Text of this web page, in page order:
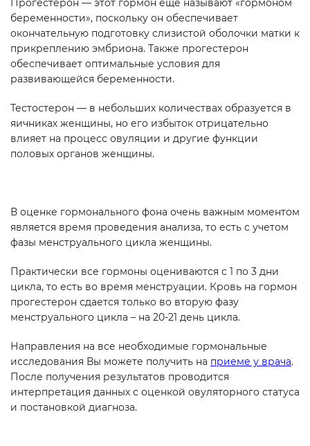
Прогестерон — этот гормон еще называют «гормоном
беременности», поскольку он обеспечивает
окончательную подготовку слизистой оболочки матки к
прикреплению эмбриона. Также прогестерон
обеспечивает оптимальные условия для
развивающейся беременности.
Тестостерон — в небольших количествах образуется в
яичниках женщины, но его избыток отрицательно
влияет на процесс овуляции и другие функции
половых органов женщины.
В оценке гормонального фона очень важным моментом
является время проведения анализа, то есть с учетом
фазы менструального цикла женщины.
Практически все гормоны оцениваются с 1 по 3 дни
цикла, то есть во время менструации. Кровь на гормон
прогестерон сдается только во вторую фазу
менструального цикла – на 20-21 день цикла.
Направления на все необходимые гормональные
исследования Вы можете получить на приеме у врача.
После получения результатов проводится
интерпретация данных с оценкой овуляторного статуса
и постановкой диагноза.